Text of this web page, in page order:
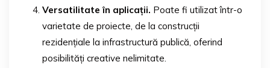
Versatilitate în aplicații. Poate fi utilizat într-o
varietate de proiecte, de la construcții
rezidențiale la infrastructură publică, oferind
posibilități creative nelimitate.